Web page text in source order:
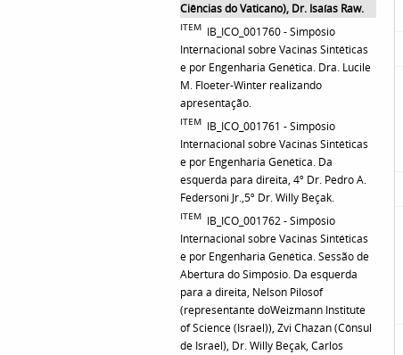
Ciências do Vaticano), Dr. Isaías Raw.
ITEM IB_ICO_001760 - Simpósio
Internacional sobre Vacinas Sintéticas
e por Engenharia Genética. Dra. Lucile
M. Floeter-Winter realizando
apresentação.
ITEM IB_ICO_001761 - Simpósio
Internacional sobre Vacinas Sintéticas
e por Engenharia Genética. Da
esquerda para direita, 4º Dr. Pedro A.
Federsoni Jr.,5º Dr. Willy Beçak.
ITEM IB_ICO_001762 - Simpósio
Internacional sobre Vacinas Sintéticas
e por Engenharia Genética. Sessão de
Abertura do Simpósio. Da esquerda
para a direita, Nelson Pilosof
(representante doWeizmann Institute
of Science (Israel)), Zvi Chazan (Cônsul
de Israel), Dr. Willy Beçak, Carlos